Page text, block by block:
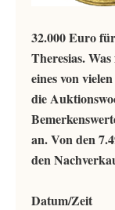
32.000 Euro
Theresias.
eines von
die
an. Von den
den
Datum/Zeit